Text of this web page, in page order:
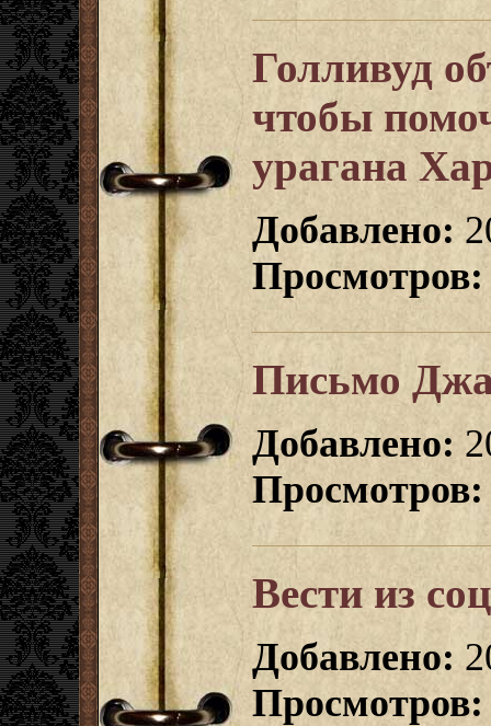
Голливуд
чтобы
урагана
Добавлено:
Просмотров:
Письмо
Добавлено:
Просмотров:
Вести из
Добавлено:
Просмотров: